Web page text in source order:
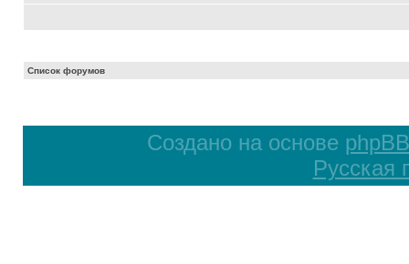
Список форумов
Создано на основе phpBB
Русская